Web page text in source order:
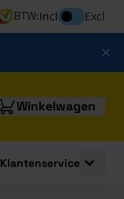
BTW:InclInclusief btw
Excl
Winkelwagen
Klantenservice